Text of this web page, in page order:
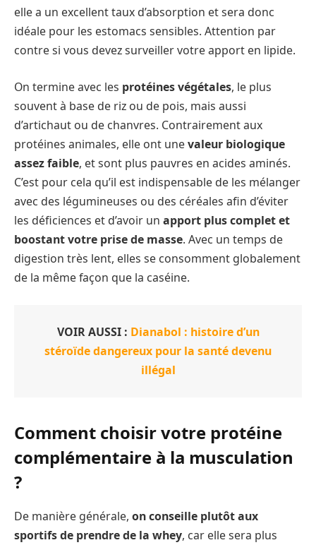
elle a un excellent taux d’absorption et sera donc
idéale pour les estomacs sensibles. Attention par
contre si vous devez surveiller votre apport en lipide.
On termine avec les protéines végétales, le plus
souvent à base de riz ou de pois, mais aussi
d’artichaut ou de chanvres. Contrairement aux
protéines animales, elle ont unevaleur biologique
assez faible, et sont plus pauvres en acides aminés.
C’est pour cela qu’il est indispensable de les mélanger
avec des légumineuses ou des céréales afin d’éviter
les déficiences et d’avoir un apport plus complet et
boostant votre prise de masse. Avec un temps de
digestion très lent, elles se consomment globalement
de la même façon que la caséine.
VOIR AUSSI : Dianabol : histoire d’un
stéroïde dangereux pour la santé devenu
illégal
Comment choisir votre protéine
complémentaire à la musculation
?
De manière générale, on conseille plutôt aux
sportifs de prendre de la whey, car elle sera plus